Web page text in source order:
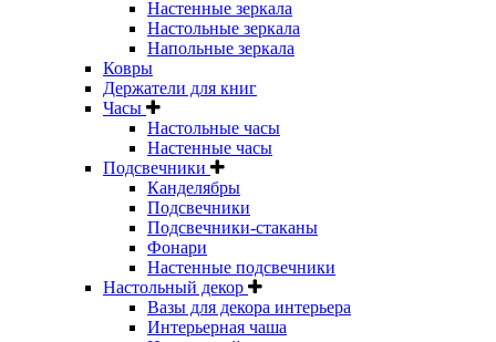
Настенные зеркала
Настольные зеркала
Напольные зеркала
Ковры
Держатели для книг
Часы
Настольные часы
Настенные часы
Подсвечники
Канделябры
Подсвечники
Подсвечники-стаканы
Фонари
Настенные подсвечники
Настольный декор
Вазы для декора интерьера
Интерьерная чаша